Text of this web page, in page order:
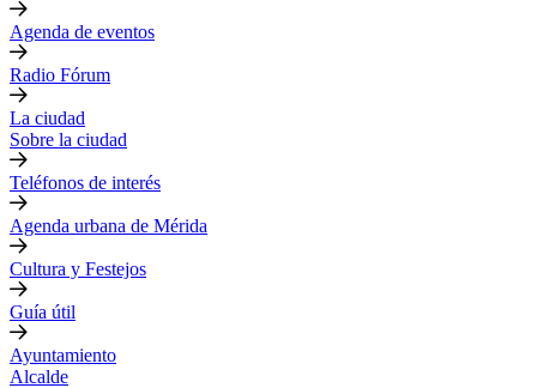
Agenda de eventos
Radio Fórum
La ciudad
Sobre la ciudad
Teléfonos de interés
Agenda urbana de Mérida
Cultura y Festejos
Guía útil
Ayuntamiento
Alcalde